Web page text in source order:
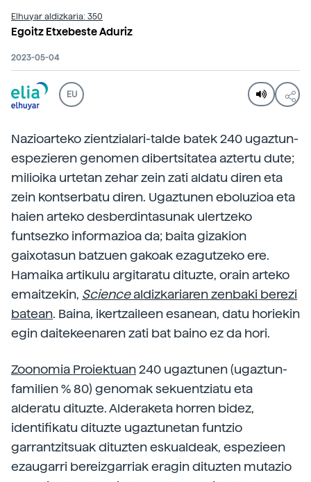
Elhuyar aldizkaria: 350
Egoitz Etxebeste Aduriz
2023-05-04
EU
Nazioarteko zientzialari-talde batek 240 ugaztun-
espezieren genomen dibertsitatea aztertu dute;
milioika urtetan zehar zein zati aldatu diren eta
zein kontserbatu diren. Ugaztunen eboluzioa eta
haien arteko desberdintasunak ulertzeko
funtsezko informazioa da; baita gizakion
gaixotasun batzuen gakoak ezagutzeko ere.
Hamaika artikulu argitaratu dituzte, orain arteko
emaitzekin, Sciencealdizkariaren zenbaki berezi
batean. Baina, ikertzaileen esanean, datu horiekin
egin daitekeenaren zati bat baino ez da hori.
Zoonomia Proiektuan240 ugaztunen (ugaztun-
familien % 80) genomak sekuentziatu eta
alderatu dituzte. Alderaketa horren bidez,
identifikatu dituzte ugaztunetan funtzio
garrantzitsuak dituzten eskualdeak, espezieen
ezaugarri bereizgarriak eragin dituzten mutazio